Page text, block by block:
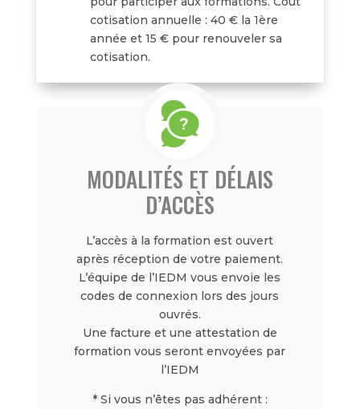
cotisation annuelle : 40 € la 1ère
année et 15 € pour renouveler sa
cotisation.
MODALITÉS ET DÉLAIS
D’ACCÈS
L’accès à la formation est ouvert
après réception de votre paiement.
L’équipe de l’IEDM vous envoie les
codes de connexion lors des jours
ouvrés.
Une facture et une attestation de
formation vous seront envoyées par
l’IEDM
* Si vous n’êtes pas adhérent :